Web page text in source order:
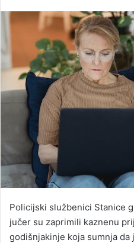
email
Policijski službenici Stanice
jučer su zaprimili kaznenu
godišnjakinje koja sumnja